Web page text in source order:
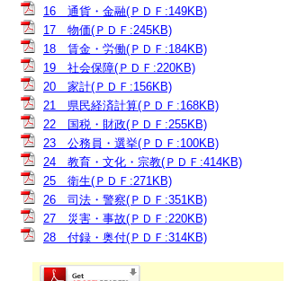
16 通貨・金融(ＰＤＦ:149KB)
17 物価(ＰＤＦ:245KB)
18 賃金・労働(ＰＤＦ:184KB)
19 社会保障(ＰＤＦ:220KB)
20 家計(ＰＤＦ:156KB)
21 県民経済計算(ＰＤＦ:168KB)
22 国税・財政(ＰＤＦ:255KB)
23 公務員・選挙(ＰＤＦ:100KB)
24 教育・文化・宗教(ＰＤＦ:414KB)
25 衛生(ＰＤＦ:271KB)
26 司法・警察(ＰＤＦ:351KB)
27 災害・事故(ＰＤＦ:220KB)
28 付録・奥付(ＰＤＦ:314KB)